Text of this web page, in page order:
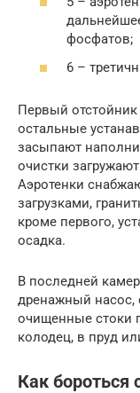
фосфатов;
6 –
Первый
остальные
засыпают
очистки
Аэротенки
загрузками,
кроме первого,
осадка.
В последней
дренажный
очищенные стоки
колодец, в пруд
Как бороться